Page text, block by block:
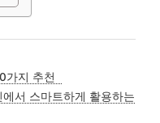
가지 추천
서 스마트하게 활용하는